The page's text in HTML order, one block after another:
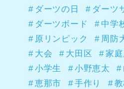
ダーツの日
ダーツ
ダーツボード
中学
原リンピック
周防
大会
大田区 家庭
小学生
小野恵太
恵那市
手作り